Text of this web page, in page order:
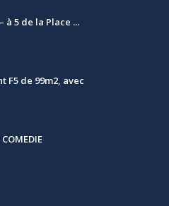
à 5 de la Place ...
F5 de 99m2, avec